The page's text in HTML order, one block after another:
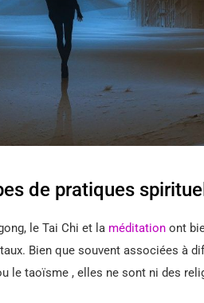
de pratiques
le Tai Chi et la méditation ont
Bien que souvent associées à
le taoïsme , elles ne sont ni des